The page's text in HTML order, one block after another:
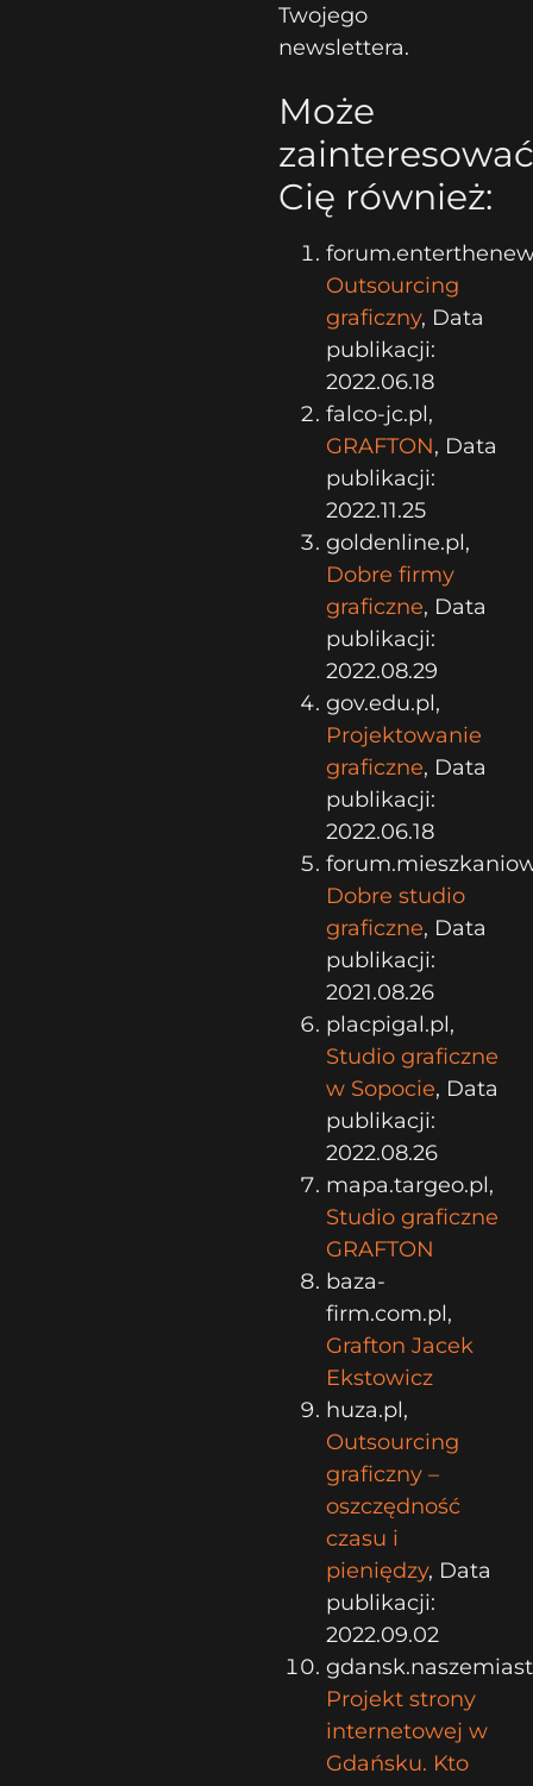
Twojego
newslettera.
Może
zainteresować
Cię również:
Outsourcing
graficzny, Data
publikacji:
2022.06.18
falco-jc.pl,
GRAFTON, Data
publikacji:
2022.11.25
goldenline.pl,
Dobre firmy
graficzne, Data
publikacji:
2022.08.29
gov.edu.pl,
Projektowanie
graficzne, Data
publikacji:
2022.06.18
Dobre studio
graficzne, Data
publikacji:
2021.08.26
placpigal.pl,
Studio graficzne
w Sopocie, Data
publikacji:
2022.08.26
mapa.targeo.pl,
Studio graficzne
GRAFTON
baza-
firm.com.pl,
Grafton Jacek
Ekstowicz
huza.pl,
Outsourcing
graficzny –
oszczędność
czasu i
pieniędzy, Data
publikacji:
2022.09.02
Projekt strony
internetowej w
Gdańsku. Kto